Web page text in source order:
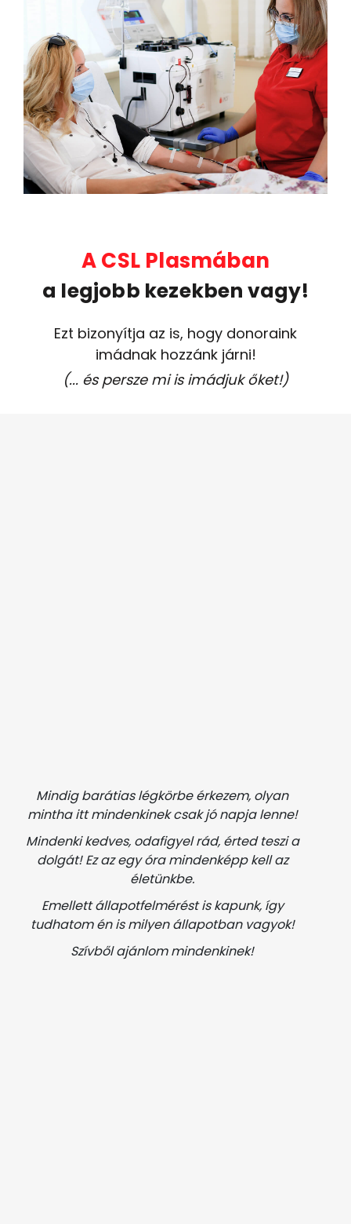
A CSL Plasmában
a legjobb kezekben vagy!
Ezt bizonyítja az is, hogy donoraink
imádnak hozzánk járni!
(... és persze mi is imádjuk őket!)
Mindig barátias légkörbe érkezem, olyan
mintha itt mindenkinek csak jó napja lenne!
Mindenki kedves, odafigyel rád, érted teszi a
dolgát! Ez az egy óra mindenképp kell az
életünkbe.
Emellett állapotfelmérést is kapunk, így
tudhatom én is milyen állapotban vagyok!
Szívből ajánlom mindenkinek!